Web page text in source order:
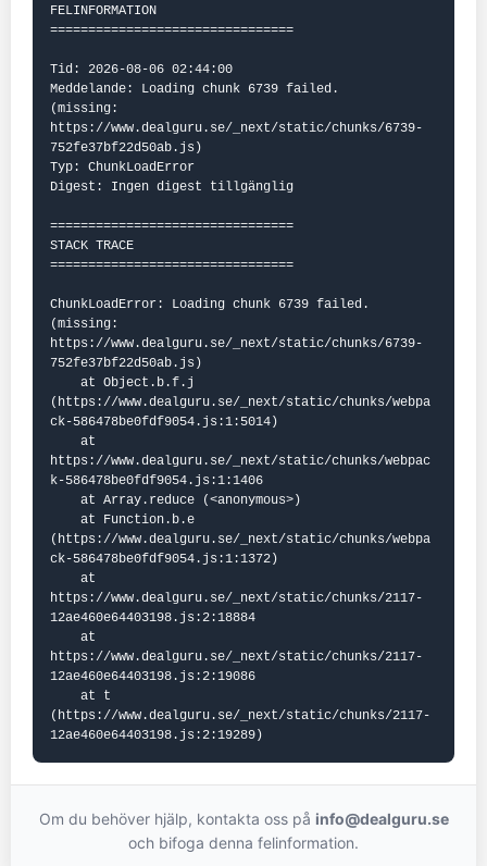
FELINFORMATION
================================
Tid: 2026-08-06 02:44:00
Meddelande: Loading chunk 6739 failed.
(missing:
https://www.dealguru.se/_next/static/chunks/6739-
752fe37bf22d50ab.js)
Typ: ChunkLoadError
Digest: Ingen digest tillgänglig
================================
STACK TRACE
================================
ChunkLoadError: Loading chunk 6739 failed.
(missing:
https://www.dealguru.se/_next/static/chunks/6739-
752fe37bf22d50ab.js)
(https://www.dealguru.se/_next/static/chunks/webpa
ck-586478be0fdf9054.js:1:5014)
https://www.dealguru.se/_next/static/chunks/webpac
k-586478be0fdf9054.js:1:1406
(https://www.dealguru.se/_next/static/chunks/webpa
ck-586478be0fdf9054.js:1:1372)
https://www.dealguru.se/_next/static/chunks/2117-
12ae460e64403198.js:2:18884
https://www.dealguru.se/_next/static/chunks/2117-
12ae460e64403198.js:2:19086
(https://www.dealguru.se/_next/static/chunks/2117-
12ae460e64403198.js:2:19289)
Om du behöver hjälp, kontakta oss på info@dealguru.se
och bifoga denna felinformation.